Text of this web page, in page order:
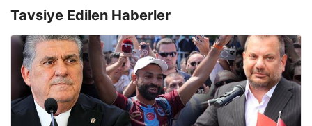
Tavsiye Edilen Haberler